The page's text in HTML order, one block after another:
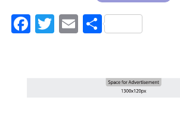
Facebook
Twitter
EmailShare